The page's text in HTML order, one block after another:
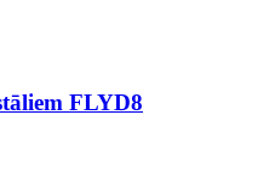
FLYD8